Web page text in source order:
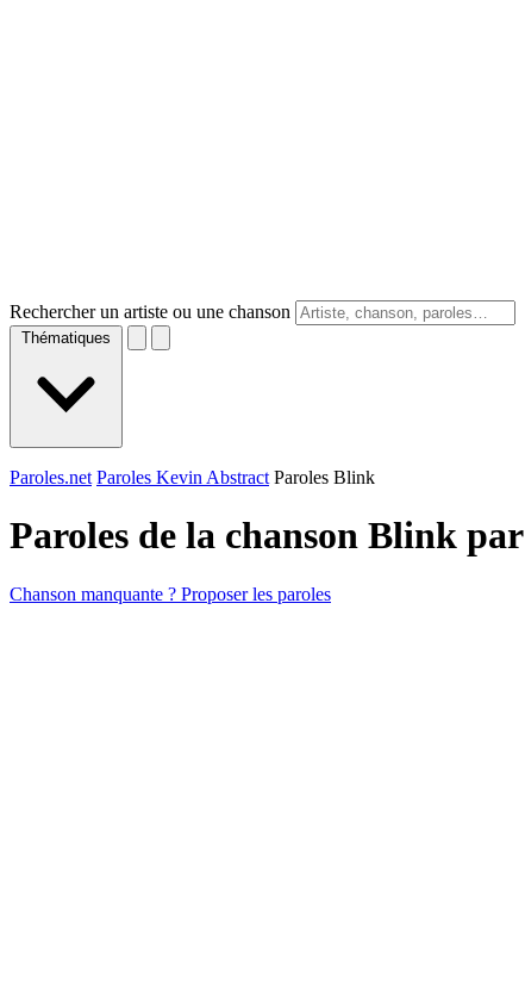
Rechercher un artiste ou une chanson
Thématiques
Paroles.net Paroles Kevin Abstract Paroles Blink
Paroles de la chanson Blink par
Chanson manquante ? Proposer les paroles